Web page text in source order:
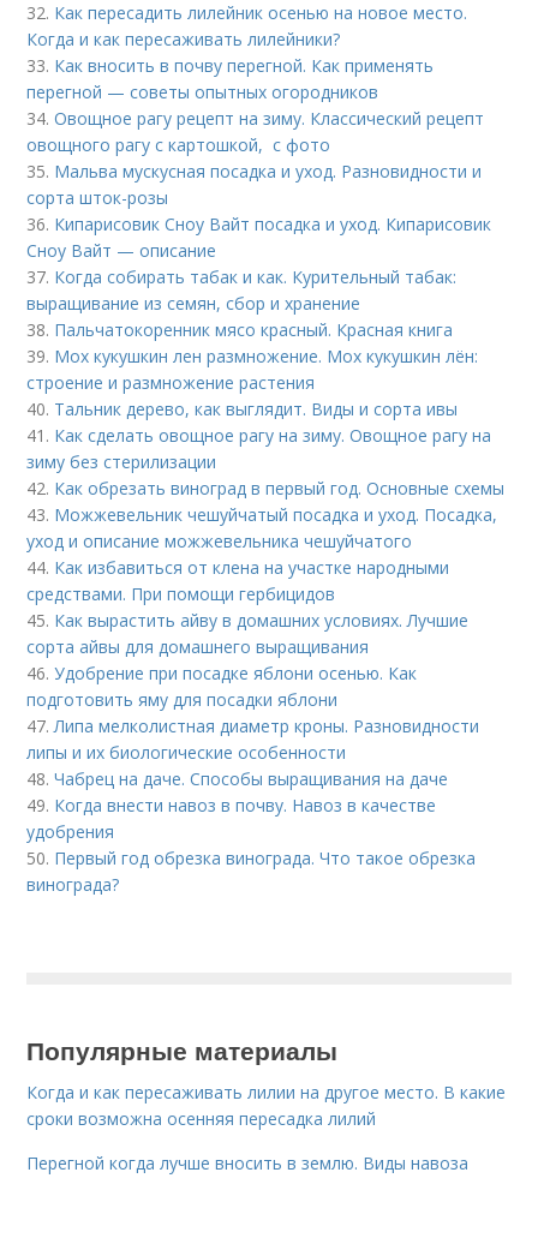
32. Как пересадить лилейник осенью на новое место.
Когда и как пересаживать лилейники?
33. Как вносить в почву перегной. Как применять
перегной — советы опытных огородников
34.Овощное рагу рецепт на зиму. Классический рецепт
овощного рагу с картошкой, с фото
35. Мальва мускусная посадка и уход. Разновидности и
сорта шток-розы
36. Кипарисовик Сноу Вайт посадка и уход. Кипарисовик
Сноу Вайт — описание
37. Когда собирать табак и как. Курительный табак:
выращивание из семян, сбор и хранение
38. Пальчатокоренник мясо красный. Красная книга
39. Мох кукушкин лен размножение. Мох кукушкин лён:
строение и размножение растения
40. Тальник дерево, как выглядит. Виды и сорта ивы
41. Как сделать овощное рагу на зиму. Овощное рагу на
зиму без стерилизации
42. Как обрезать виноград в первый год. Основные схемы
43. Можжевельник чешуйчатый посадка и уход. Посадка,
уход и описание можжевельника чешуйчатого
44. Как избавиться от клена на участке народными
средствами. При помощи гербицидов
45. Как вырастить айву в домашних условиях. Лучшие
сорта айвы для домашнего выращивания
46.Удобрение при посадке яблони осенью. Как
подготовить яму для посадки яблони
47.Липа мелколистная диаметр кроны. Разновидности
липы и их биологические особенности
48.Чабрец на даче. Способы выращивания на даче
49. Когда внести навоз в почву. Навоз в качестве
удобрения
50. Первый год обрезка винограда. Что такое обрезка
винограда?
Популярные материалы
Когда и как пересаживать лилии на другое место. В какие
сроки возможна осенняя пересадка лилий
Перегной когда лучше вносить в землю. Виды навоза